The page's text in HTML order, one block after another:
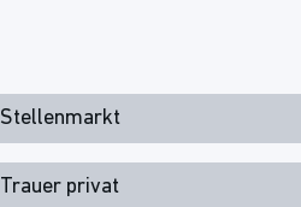
Stellenmarkt
Trauer privat